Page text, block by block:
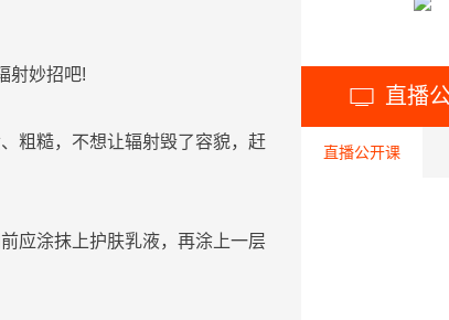
射妙招吧!
粗糙，不想让辐射毁了容貌，赶
应涂抹上护肤乳液，再涂上一层
 直播
直播公开课